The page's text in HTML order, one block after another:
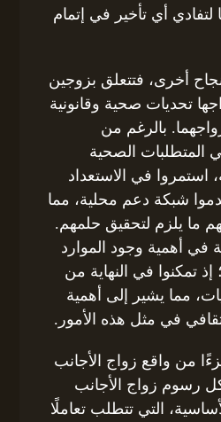
أي تأخير في إتمام
أخرى، فتتعلق بزوجين
تحديات صحية وقانونية
بالرغم من
المتطلبات الصحية
استمروا في الاستعداد
شبكة دعم محلية، مما
ما يلزم لتحقيق حلمهم.
في أهمية وجود الموارد
إذ تمكنوا في النهاية من
مما يشير إلى أهمية
في مثل هذه الأمور.
من واقع زواج الأجانب
رسوم زواج الأجانب
التي تتطلب تعاملًا